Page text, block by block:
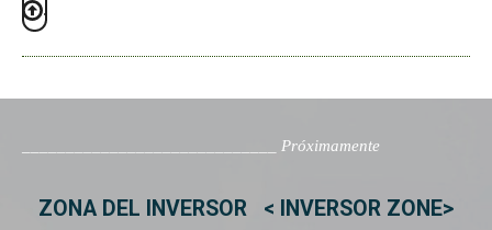
.
_____________________________ Próximamente
ZONA DEL INVERSOR < INVERSOR ZONE>